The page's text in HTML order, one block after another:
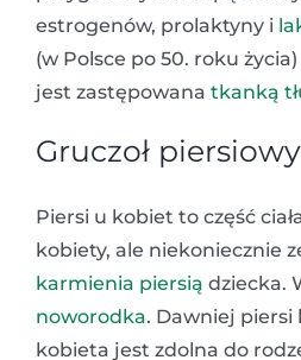
estrogenów, prolaktyny i
(w Polsce po 50. roku
jest zastępowana tkanką
Gruczoł
Piersi u kobiet to część
kobiety, ale niekoniecznie
karmienia piersią dziecka.
noworodka. Dawniej piersi
kobieta jest zdolna do